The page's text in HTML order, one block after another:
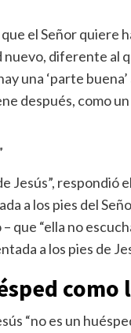
el Señor quiere
diferente al
una ‘parte
después, como
Jesús”,
a los pies del
que “ella no
a los pies de
como
“no es un